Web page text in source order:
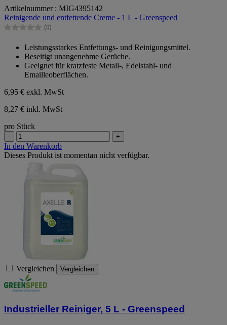
von
5
Sternen.
Artikelnummer : MIG4395142
Reinigende und entfettende Creme - 1 L - Greenspeed
(0)
0.0
Sternen.
Leistungsstarkes Entfettungs- und Reinigungsmittel.
Beseitigt unangenehme Gerüche.
Geeignet für kratzfeste Metall-, Edelstahl- und
Emailleoberflächen.
6,95 € exkl. MwSt
8,27 € inkl. MwSt
pro Stück
- +
In den Warenkorb
Dieses Produkt ist momentan nicht verfügbar.
Vergleichen Vergleichen
Industrieller Reiniger, 5 L - Greenspeed